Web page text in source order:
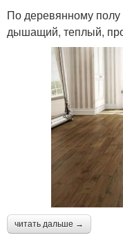
По деревянному полу
дышащий, теплый,
читать дальше →